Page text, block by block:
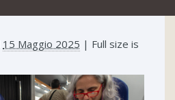
15 Maggio 2025 | Full size is